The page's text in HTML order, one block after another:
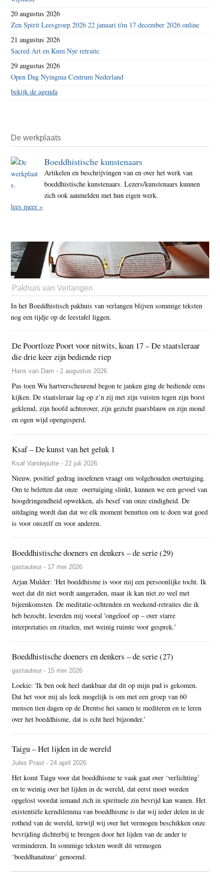
20 augustus 2026
Zen Spirit Leesgroep 2026 22 januari t/m 17 december 2026 online
21 augustus 2026
Sacred Art en Kum Nye retraite
29 augustus 2026
Open Dag Nyingma Centrum Nederland
bekijk de agenda
De werkplaats
Boeddhistische kunstenaars
Artikelen en beschrijvingen van en over het werk van
boeddhistische kunstenaars. Lezers/kunstenaars kunnen
zich ook aanmelden met hun eigen werk.
lees meer »
Pakhuis van Verlangen
In het Boeddhistisch pakhuis van verlangen blijven sommige teksten
nog een tijdje op de leestafel liggen.
De Poortloze Poort voor nitwits, koan 17 – De staatsleraar
die drie keer zijn bediende riep
Hans van Dam - 2 augustus 2026
Pas toen Wu hartverscheurend begon te janken ging de bediende eens
kijken. De staatsleraar lag op z’n zij met zijn vuisten tegen zijn borst
geklemd, zijn hoofd achterover, zijn gezicht paarsblauw en zijn mond
en ogen wijd opengesperd.
Ksaf – De kunst van het geluk 1
Ksaf Vandeputte - 22 juli 2026
Nieuw, positief gedrag inoefenen vraagt om volgehouden overtuiging.
Om te beletten dat onze overtuiging slinkt, kunnen we een gevoel van
hoogdringendheid opwekken, als besef van onze eindigheid. De
uitdaging wordt dan dat we elk moment benutten om te doen wat goed
is voor onszelf en voor anderen.
Boeddhistische doeners en denkers – de serie (29)
gastauteur - 17 mei 2026
Arjan Mulder: 'Het boeddhisme is voor mij een persoonlijke tocht. Ik
weet dat dit niet wordt aangeraden, maar ik kan niet zo veel met
bijeenkomsten. De meditatie-ochtenden en weekend-retraites die ik
heb bezocht, leverden mij vooral 'ongeloof op – over starre
interpretaties en rituelen, met weinig ruimte voor gesprek.'
Boeddhistische doeners en denkers – de serie (27)
gastauteur - 15 mei 2026
Loekie: 'Ik ben ook heel dankbaar dat dit op mijn pad is gekomen.
Dat het voor mij als leek mogelijk is om met een groep van 60
mensen tien dagen op de Drentse hei samen te mediteren en te leren
over het boeddhisme, dat is echt heel bijzonder.’
Taigu – Het lijden in de wereld
Jules Prast - 24 april 2026
Het komt Taigu voor dat boeddhisme te vaak gaat over ‘verlichting’
en te weinig over het lijden in de wereld, dat eerst moet worden
opgelost voordat iemand zich in spirituele zin bevrijd kan wanen. Het
existentiële kerndilemma van boeddhisme is dat wij ieder delen in de
rotheid van de wereld, terwijl wij over het vermogen beschikken onze
bevrijding dichterbij te brengen door het lijden van de ander te
verminderen. In sommige teksten wordt dit vermogen
‘boeddhanatuur’ genoemd.